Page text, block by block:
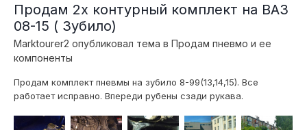
Продам 2х контурный комплект на ВАЗ
08-15 ( Зубило)
Marktourer2 опубликовал тема в Продам пневмо и ее
компоненты
Продам комплект пневмы на зубило 8-99(13,14,15). Все
работает исправно. Впереди рубены сзади рукава.
гильзой. Ресивер из огнетушителя сварен, объем точный не